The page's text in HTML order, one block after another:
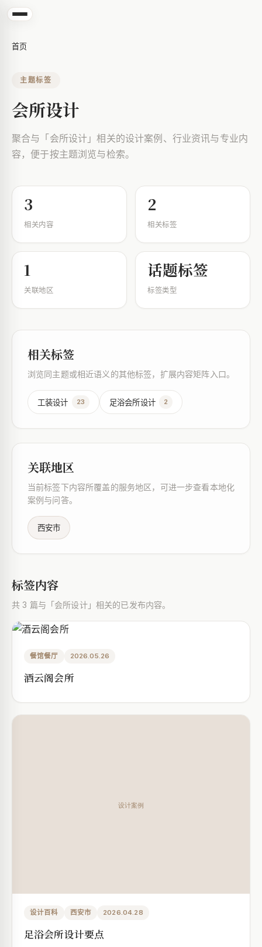
首页
主题标签
会所设计
聚合与「会所设计」相关的设计案例、行业资讯与专业内
容，便于按主题浏览与检索。
3
相关内容
2
相关标签
1
关联地区
话题标签
标签类型
相关标签
浏览同主题或相近语义的其他标签，扩展内容矩阵入口。
工装设计 23 足浴会所设计 2
关联地区
当前标签下内容所覆盖的服务地区，可进一步查看本地化
案例与问答。
西安市
标签内容
共 3 篇与「会所设计」相关的已发布内容。
餐馆餐厅 2026.05.26
酒云阁会所
设计百科 西安市 2026.04.28
足浴会所设计要点